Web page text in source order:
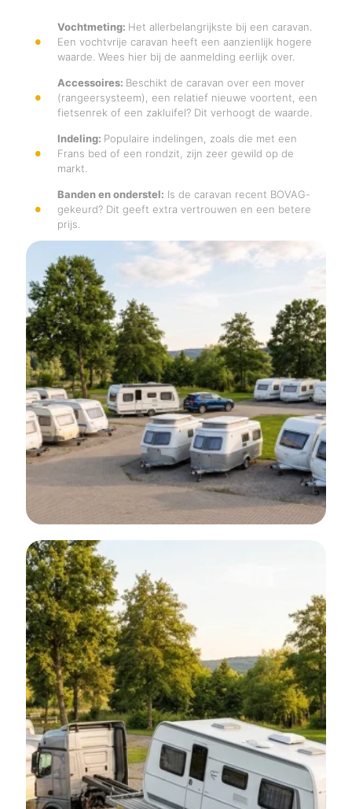
Vochtmeting: Het allerbelangrijkste bij een caravan.
Een vochtvrije caravan heeft een aanzienlijk hogere
waarde. Wees hier bij de aanmelding eerlijk over.
Accessoires: Beschikt de caravan over een mover
(rangeersysteem), een relatief nieuwe voortent, een
fietsenrek of een zakluifel? Dit verhoogt de waarde.
Indeling: Populaire indelingen, zoals die met een
Frans bed of een rondzit, zijn zeer gewild op de
markt.
Banden en onderstel: Is de caravan recent BOVAG-
gekeurd? Dit geeft extra vertrouwen en een betere
prijs.